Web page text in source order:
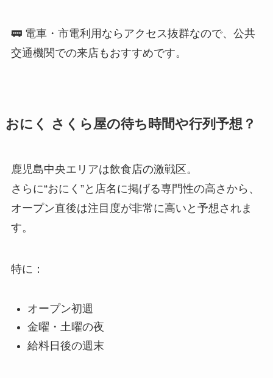
🚃 電車・市電利用ならアクセス抜群なので、公共
交通機関での来店もおすすめです。
おにく さくら屋の待ち時間や行列予想？
鹿児島中央エリアは飲食店の激戦区。
さらに“おにく”と店名に掲げる専門性の高さから、
オープン直後は注目度が非常に高いと予想されま
す。
特に：
オープン初週
金曜・土曜の夜
給料日後の週末